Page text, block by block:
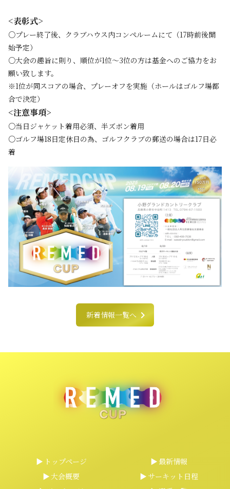
<表彰式>
○プレー終了後、クラブハウス内コンペルームにて（17時前後開
始予定）
○大会の趣旨に則り、順位が1位～3位の方は基金へのご協力をお
願い致します。
※1位が同スコアの場合、プレーオフを実施（ホールはゴルフ場都
合で決定）
<注意事項>
○当日ジャケット着用必須、半ズボン着用
○ゴルフ場18日定休日の為、ゴルフクラブの郵送の場合は17日必
着
新着情報一覧へ chevron_right
トップページ
最新情報
大会概要
サーキット日程